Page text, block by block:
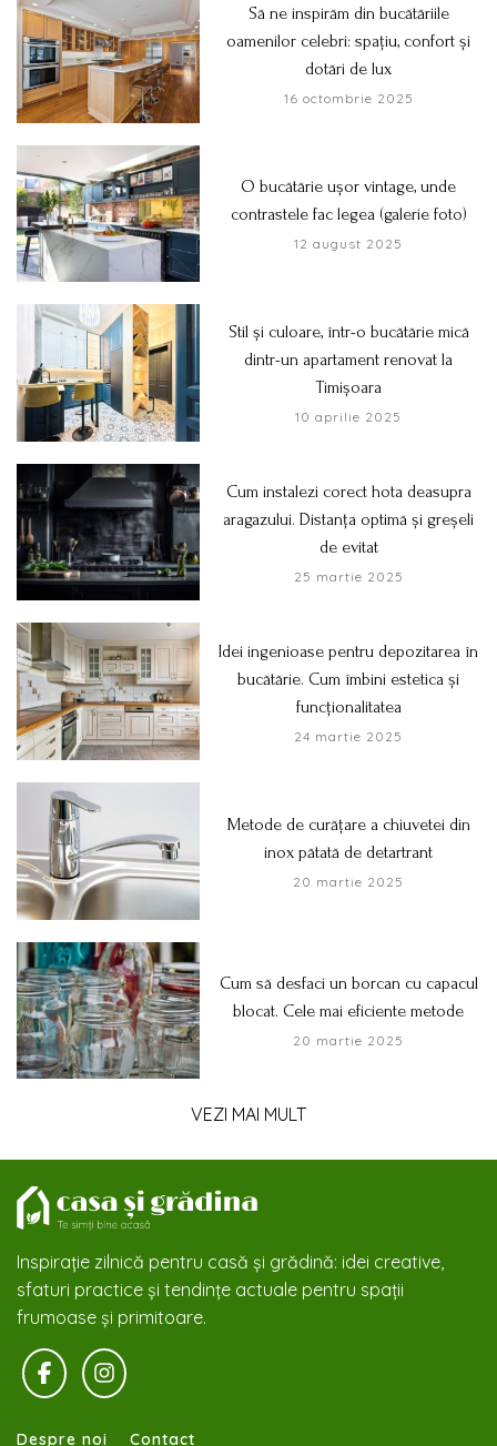
Să ne inspirăm din bucătăriile
oamenilor celebri: spațiu, confort și
dotări de lux
16 octombrie 2025
O bucătărie ușor vintage, unde
contrastele fac legea (galerie foto)
12 august 2025
Stil și culoare, într-o bucătărie mică
dintr-un apartament renovat la
Timișoara
10 aprilie 2025
Cum instalezi corect hota deasupra
aragazului. Distanța optimă și greșeli
de evitat
25 martie 2025
Idei ingenioase pentru depozitarea în
bucătărie. Cum îmbini estetica și
funcționalitatea
24 martie 2025
Metode de curățare a chiuvetei din
inox pătată de detartrant
20 martie 2025
Cum să desfaci un borcan cu capacul
blocat. Cele mai eficiente metode
20 martie 2025
VEZI MAI MULT
Inspirație zilnică pentru casă și grădină: idei creative,
sfaturi practice și tendințe actuale pentru spații
frumoase și primitoare.
Despre noi Contact